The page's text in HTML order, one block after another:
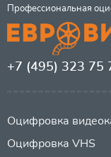
Профессиональная
+7 (495) 323 75
Оцифровка
Оцифровка VHS